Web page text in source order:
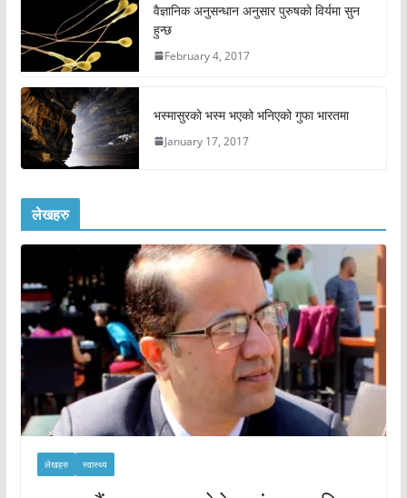
वैज्ञानिक अनुसन्धान अनुसार पुरुषको विर्यमा सुन
हुन्छ
February 4, 2017
भस्मासुरको भस्म भएको भनिएको गुफा भारतमा
January 17, 2017
लेखहरु
लेखहरु स्वास्थ्य